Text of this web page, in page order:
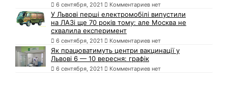
6 сентября, 2021 Комментариев нет
У Львові перші електромобілі випустили
на ЛАЗі ще 70 років тому: але Москва не
схвалила експеримент
6 сентября, 2021 Комментариев нет
Як працюватимуть центри вакцинації у
Львові 6 — 10 вересня: графік
6 сентября, 2021 Комментариев нет